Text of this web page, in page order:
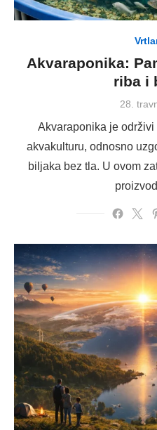
Akvaraponika:
riba i
Posted
28.
Akvaraponika je
akvakulturu, odnosno
biljaka bez tla. U ovom